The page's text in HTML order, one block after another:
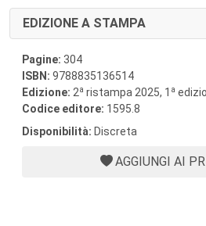
EDIZIONE A STAMPA
Pagine: 304
ISBN: 9788835136514
Edizione: 2a ristampa 2025, 1 a
Codice editore: 1595.8
Disponibilità: Discreta
AGGIUNGI AI